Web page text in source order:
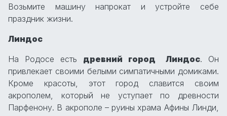
Возьмите машину напрокат и устройте себе
праздник жизни.
Линдос
На Родосе есть древний город Линдос. Он
привлекает своими белыми симпатичными домиками.
Кроме красоты, этот город славится своим
акрополем, который не уступает по древности
Парфенону. В акрополе – руины храма Афины Линди,